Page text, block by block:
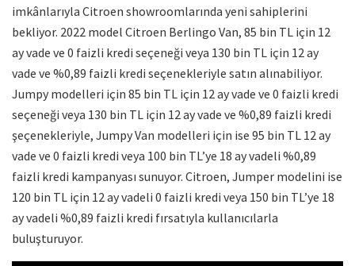
imkânlarıyla Citroen showroomlarında yeni sahiplerini
bekliyor. 2022 model Citroen Berlingo Van, 85 bin TL için 12
ay vade ve 0 faizli kredi seçeneği veya 130 bin TL için 12 ay
vade ve %0,89 faizli kredi seçenekleriyle satın alınabiliyor.
Jumpy modelleri için 85 bin TL için 12 ay vade ve 0 faizli kredi
seçeneği veya 130 bin TL için 12 ay vade ve %0,89 faizli kredi
şeçenekleriyle, Jumpy Van modelleri için ise 95 bin TL 12 ay
vade ve 0 faizli kredi veya 100 bin TL’ye 18 ay vadeli %0,89
faizli kredi kampanyası sunuyor. Citroen, Jumper modelini ise
120 bin TL için 12 ay vadeli 0 faizli kredi veya 150 bin TL’ye 18
ay vadeli %0,89 faizli kredi fırsatıyla kullanıcılarla
buluşturuyor.